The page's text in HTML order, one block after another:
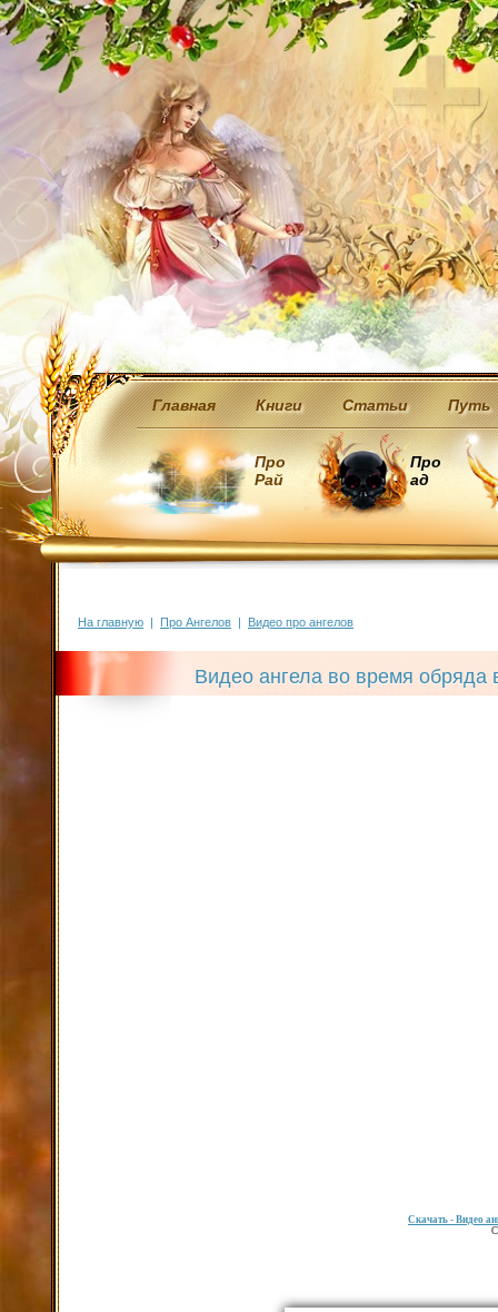
Главная Книги Статьи Путь
Про
Рай
Про
ад
На главную | Про Ангелов | Видео про ангелов
Видео ангела во время обряда
Скачать- Видео